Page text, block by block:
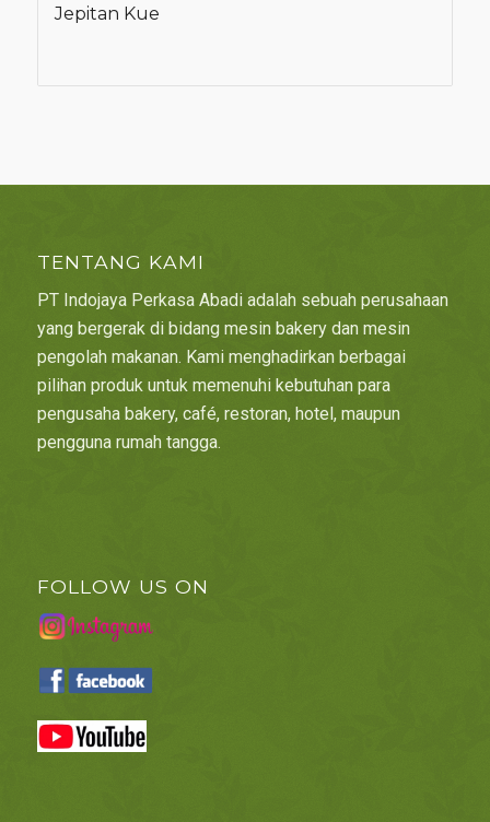
Jepitan Kue
TENTANG KAMI
PT Indojaya Perkasa Abadi adalah sebuah perusahaan
yang bergerak di bidang mesin bakery dan mesin
pengolah makanan. Kami menghadirkan berbagai
pilihan produk untuk memenuhi kebutuhan para
pengusaha bakery, café, restoran, hotel, maupun
pengguna rumah tangga.
FOLLOW US ON